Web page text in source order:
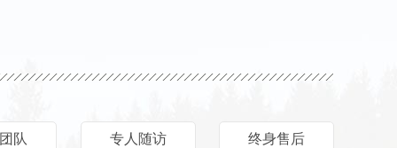
队 专人随访 终身售后